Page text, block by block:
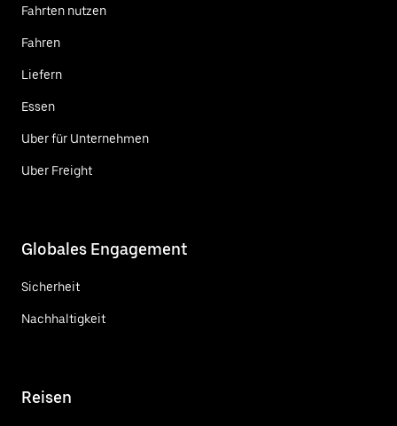
Fahrten nutzen
Fahren
Liefern
Essen
Uber für Unternehmen
Uber Freight
Globales Engagement
Sicherheit
Nachhaltigkeit
Reisen